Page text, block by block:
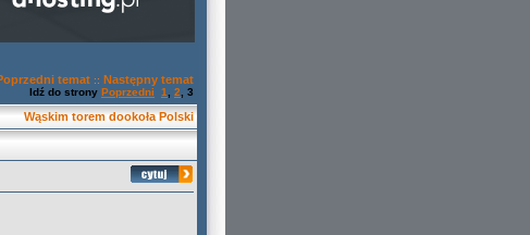
temat :: Następny temat
Idź do strony Poprzedni 1 2 3
Wąskim torem dookoła Polski